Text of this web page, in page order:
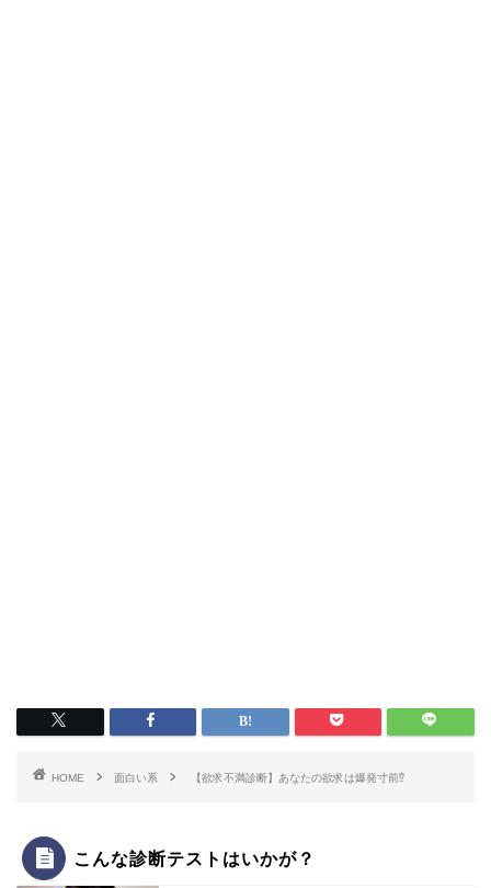
HOME 面白い系 【欲求不満診断】あなたの欲求は爆発寸前⁉
こんな診断テストはいかが？